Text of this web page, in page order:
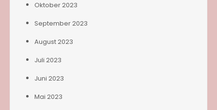
Oktober 2023
September 2023
August 2023
Juli 2023
Juni 2023
Mai 2023